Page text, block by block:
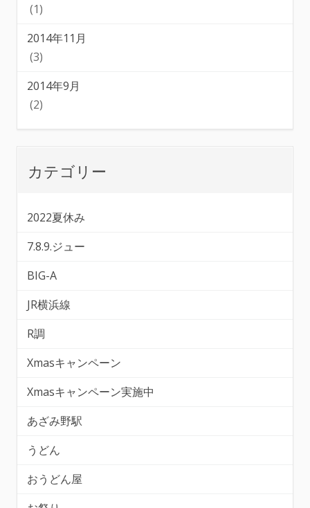
(1)
2014年11月
(3)
2014年9月
(2)
カテゴリー
2022夏休み
7.8.9.ジュー
BIG-A
JR横浜線
R調
Xmasキャンペーン
Xmasキャンペーン実施中
あざみ野駅
うどん
おうどん屋